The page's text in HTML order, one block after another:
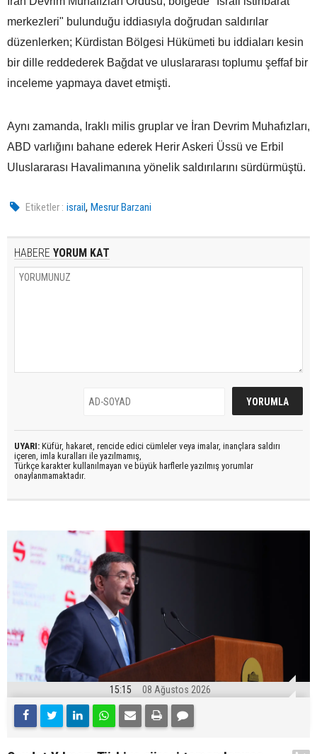
merkezleri" bulunduğu iddiasıyla doğrudan saldırılar
düzenlerken; Kürdistan Bölgesi Hükümeti bu iddiaları kesin
bir dille reddederek Bağdat ve uluslararası toplumu şeffaf bir
inceleme yapmaya davet etmişti.
Aynı zamanda, Iraklı milis gruplar ve İran Devrim Muhafızları,
ABD varlığını bahane ederek Herir Askeri Üssü ve Erbil
Uluslararası Havalimanına yönelik saldırılarını sürdürmüştü.
Etiketler : israil,Mesrur Barzani
HABERE YORUM KAT
UYARI: Küfür, hakaret, rencide edici cümleler veya imalar, inançlara saldırı
içeren, imla kuralları ile yazılmamış,
Türkçe karakter kullanılmayan ve büyük harflerle yazılmış yorumlar
onaylanmamaktadır.
15:15 08 Ağustos 2026